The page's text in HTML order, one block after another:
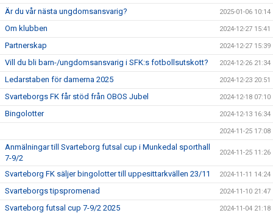
Är du vår nästa ungdomsansvarig? 2025-01-06 10:14
Om klubben 2024-12-27 15:41
Partnerskap 2024-12-27 15:39
Vill du bli barn-/ungdomsansvarig i SFK:s fotbollsutskott? 2024-12-26 21:34
Ledarstaben för damerna 2025 2024-12-23 20:51
Svarteborgs FK får stöd från OBOS Jubel 2024-12-18 07:10
Bingolotter 2024-12-13 16:34
2024-11-25 17:08
Anmälningar till Svarteborg futsal cup i Munkedal sporthall
7-9/2
2024-11-25 11:26
Svarteborg FK säljer bingolotter till uppesittarkvällen 23/11 2024-11-11 14:24
Svarteborgs tipspromenad 2024-11-10 21:47
Svarteborg futsal cup 7-9/2 2025 2024-11-04 21:18